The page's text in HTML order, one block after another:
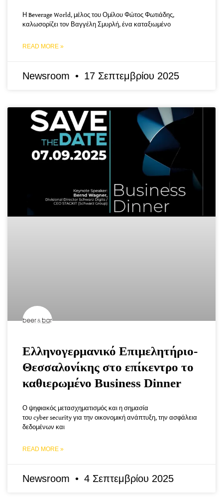
Η Beverage World, μέλος του Ομίλου Φώτος Φωτιάδης,
καλωσορίζει τον Βαγγέλη Σμυρλή, ένα καταξιωμένο
READ MORE »
Newsroom 17 Σεπτεμβρίου 2025
Ελληνογερμανικό Επιμελητήριο-
Θεσσαλονίκης στο επίκεντρο το
καθιερωμένο Business Dinner
Ο ψηφιακός μετασχηματισμός και η σημασία
του cyber security για την οικονομική ανάπτυξη, την ασφάλεια
δεδομένων και
READ MORE »
Newsroom 4 Σεπτεμβρίου 2025